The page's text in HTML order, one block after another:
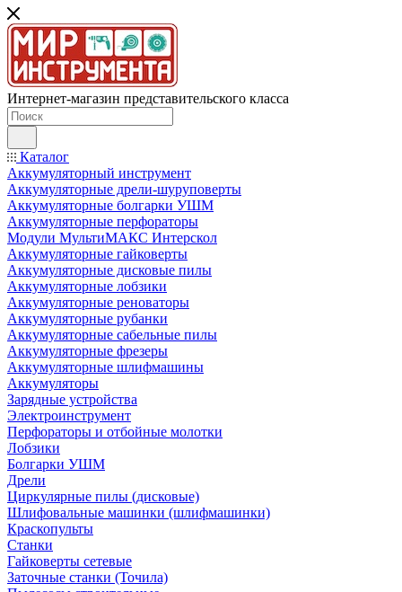
Интернет-магазин представительского класса
Каталог
Аккумуляторный инструмент
Аккумуляторные дрели-шуруповерты
Аккумуляторные болгарки УШМ
Аккумуляторные перфораторы
Модули МультиМАКС Интерскол
Аккумуляторные гайковерты
Аккумуляторные дисковые пилы
Аккумуляторные лобзики
Аккумуляторные реноваторы
Аккумуляторные рубанки
Аккумуляторные сабельные пилы
Аккумуляторные фрезеры
Аккумуляторные шлифмашины
Аккумуляторы
Зарядные устройства
Электроинструмент
Перфораторы и отбойные молотки
Лобзики
Болгарки УШМ
Дрели
Циркулярные пилы (дисковые)
Шлифовальные машинки (шлифмашинки)
Краскопульты
Станки
Гайковерты сетевые
Заточные станки (Точила)